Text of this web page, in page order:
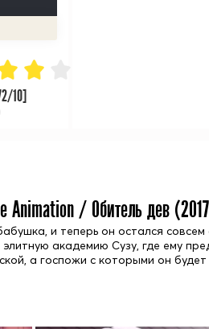
/10]
Animation / Обитель дев (2017
и теперь он остался
элитную академию Сузу, где ему
а госпожи с которыми он